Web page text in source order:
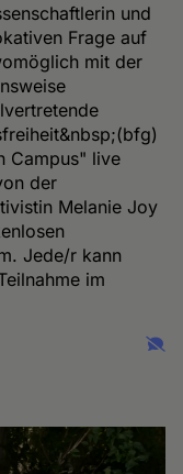
und
Frage auf
mit der
Campus" live
der
Melanie Joy
Jede/r kann
im